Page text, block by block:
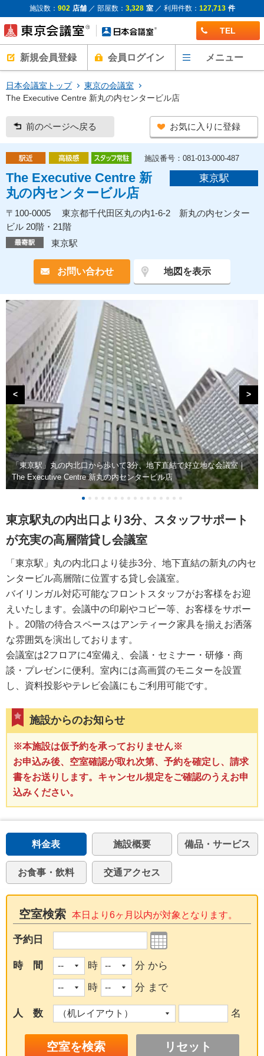
施設数： 902 店舗／ 部屋数： 3,328 室／ 利用件数： 127,713 件
TEL
新規会員登録 会員ログイン メニュー
日本会議室トップ
東京の会議室
The Executive Centre 新丸の内センタービル店
前のページへ戻る お気に入りに登録
施設番号：081-013-000-487
The Executive Centre 新
丸の内センタービル店
東京駅
〒100-0005 東京都千代田区丸の内1-6-2 新丸の内センター
ビル 20階・21階
東京駅
お問い合わせ 地図を表示
「東京駅」丸の内北口から歩いて3分、地下直結で好立地な会議室｜
The Executive Centre 新丸の内センタービル店
< >
東京駅丸の内出口より3分、スタッフサポート
が充実の高層階貸し会議室
「東京駅」丸の内北口より徒歩3分、地下直結の新丸の内セ
ンタービル高層階に位置する貸し会議室。
バイリンガル対応可能なフロントスタッフがお客様をお迎
えいたします。会議中の印刷やコピー等、お客様をサポー
ト。20階の待合スペースはアンティーク家具を揃えお洒落
な雰囲気を演出しております。
会議室は2フロアに4室備え、会議・セミナー・研修・商
談・プレゼンに便利。室内には高画質のモニターを設置
し、資料投影やテレビ会議にもご利用可能です。
施設からのお知らせ
※本施設は仮予約を承っておりません※
お申込み後、空室確認が取れ次第、予約を確定し、請求
書をお送りします。キャンセル規定をご確認のうえお申
込みください。
料金表 施設概要 備品・サービス
お食事・飲料 交通アクセス
空室検索 本日より6ヶ月以内が対象となります。
予約日
時 間 時
分 から
時
分 まで
人 数 名
リセット